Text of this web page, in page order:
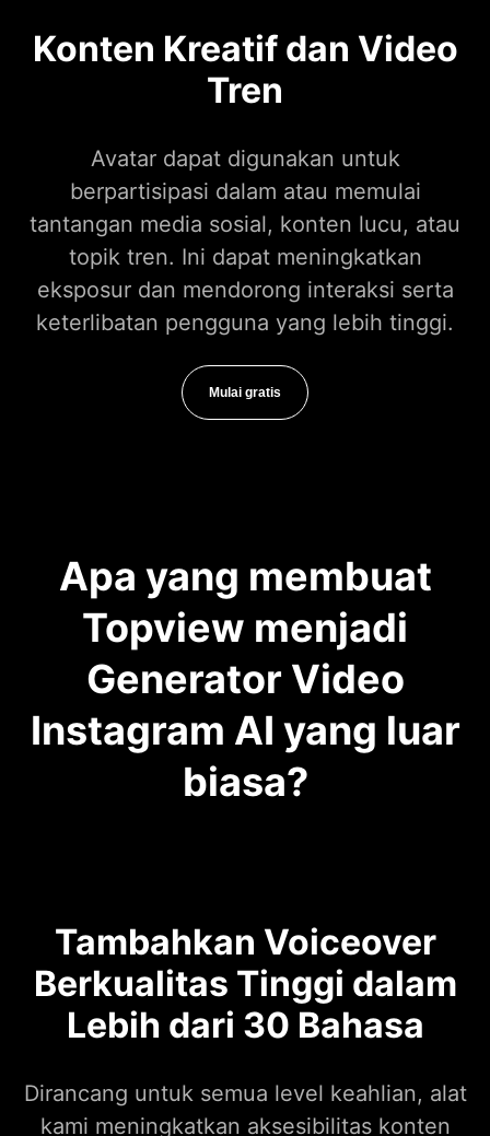
Konten Kreatif dan Video
Tren
Avatar dapat digunakan untuk
berpartisipasi dalam atau memulai
tantangan media sosial, konten lucu, atau
topik tren. Ini dapat meningkatkan
eksposur dan mendorong interaksi serta
keterlibatan pengguna yang lebih tinggi.
Mulai gratis
Apa yang membuat
Topview menjadi
Generator Video
Instagram AI yang luar
biasa?
Tambahkan Voiceover
Berkualitas Tinggi dalam
Lebih dari 30 Bahasa
Dirancang untuk semua level keahlian, alat
kami meningkatkan aksesibilitas konten